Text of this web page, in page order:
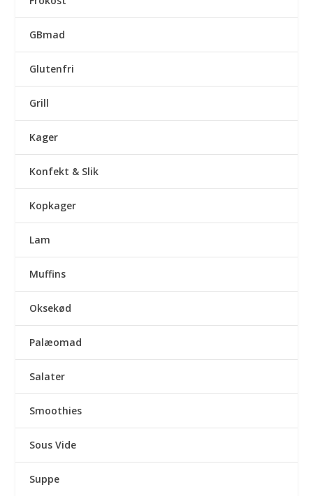
GBmad
Glutenfri
Grill
Kager
Konfekt & Slik
Kopkager
Lam
Muffins
Oksekød
Palæomad
Salater
Smoothies
Sous Vide
Suppe